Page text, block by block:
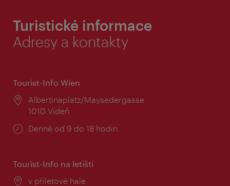
Turistické informace
Adresy a kontakty
Tourist-Info Wien
Místo:
Albertinaplatz/Maysedergasse
1010 Vídeň
Provozní
Denně od 9 do 18 hodin
Tourist-Info na letišti
Místo:
v příletové hale